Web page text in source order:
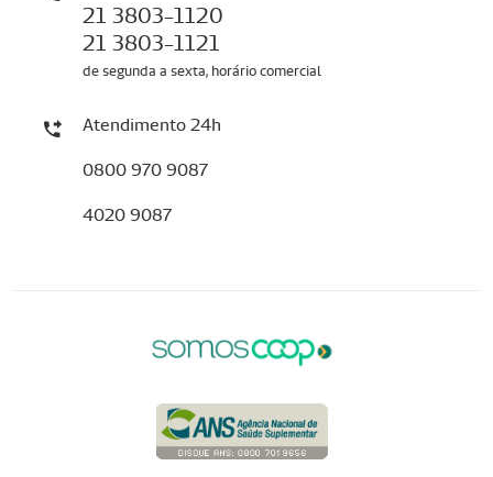
21 3803-1120
21 3803-1121
de segunda a sexta, horário comercial
Atendimento 24h
0800 970 9087
4020 9087